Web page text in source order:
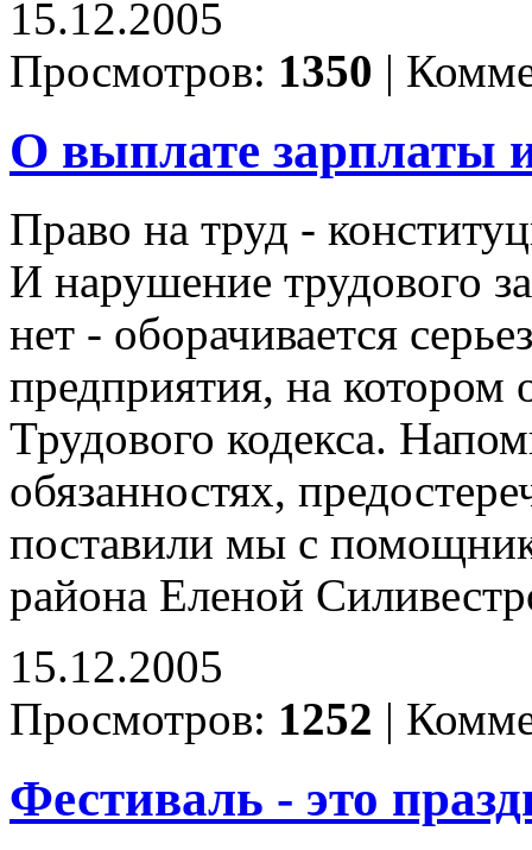
15.12.2005
Просмотров: 1350 |
О выплате зарплаты
Право на труд -
И нарушение трудового
нет - оборачивается
предприятия, на котором
Трудового кодекса.
обязанностях,
поставили мы с
района Еленой
15.12.2005
Просмотров: 1252 |
Фестиваль - это